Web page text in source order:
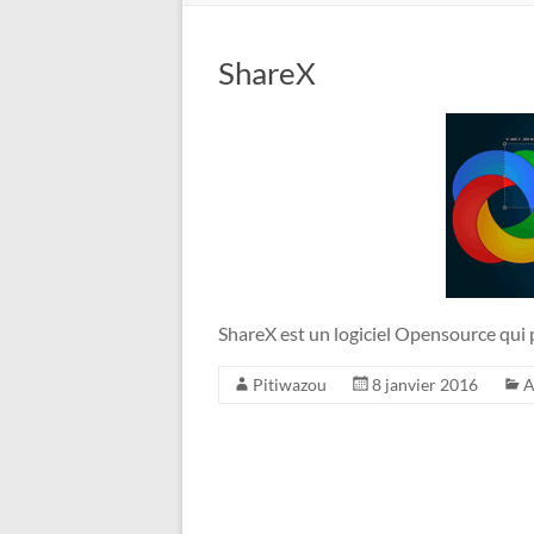
ShareX
ShareX est un logiciel Opensource qui
Pitiwazou 8 janvier 2016